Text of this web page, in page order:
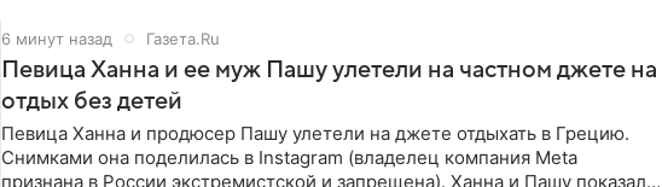
6 минут назад Газета.Ru
Певица Ханна и ее муж Пашу улетели на частном джете на
отдых без детей
Певица Ханна и продюсер Пашу улетели на джете отдыхать в Грецию.
Снимками она поделилась в Instagram (владелец компания Meta
признана в России экстремистской и запрещена). Ханна и Пашу показали